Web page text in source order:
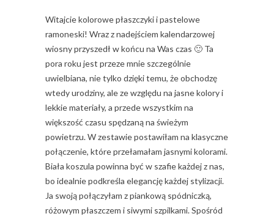
Witajcie kolorowe płaszczyki i pastelowe
ramoneski! Wraz z nadejściem kalendarzowej
wiosny przyszedł w końcu na Was czas 🙂 Ta
pora roku jest przeze mnie szczególnie
uwielbiana, nie tylko dzięki temu, że obchodzę
wtedy urodziny, ale ze względu na jasne kolory i
lekkie materiały, a przede wszystkim na
większość czasu spędzaną na świeżym
powietrzu. W zestawie postawiłam na klasyczne
połączenie, które przełamałam jasnymi kolorami.
Biała koszula powinna być w szafie każdej z nas,
bo idealnie podkreśla elegancję każdej stylizacji.
Ja swoją połączyłam z piankową spódniczką,
różowym płaszczem i siwymi szpilkami. Spośród